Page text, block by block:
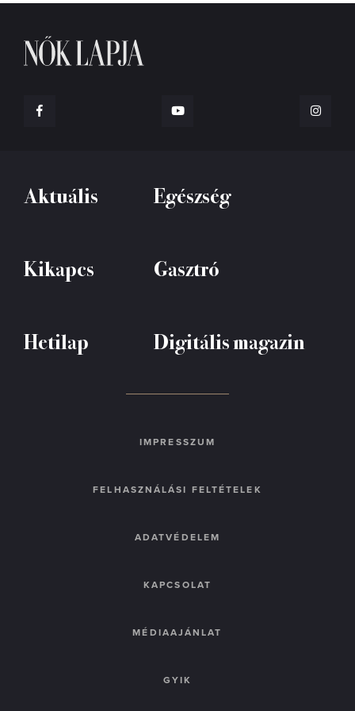
Aktuális Egészség
Kikapcs Gasztró
Hetilap Digitális magazin
IMPRESSZUM
FELHASZNÁLÁSI FELTÉTELEK
ADATVÉDELEM
KAPCSOLAT
MÉDIAAJÁNLAT
GYIK